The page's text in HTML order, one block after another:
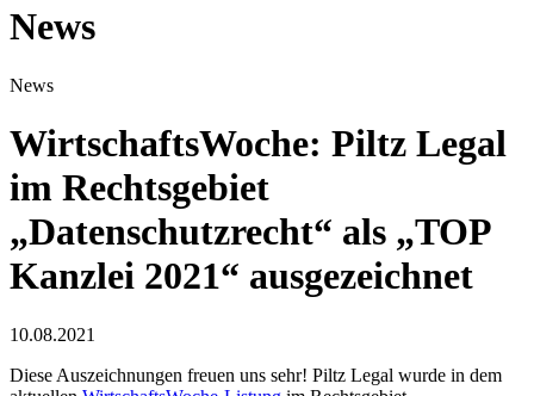
News
News
WirtschaftsWoche: Piltz Legal
im Rechtsgebiet
„Datenschutzrecht“ als „TOP
Kanzlei 2021“ ausgezeichnet
10.08.2021
Diese Auszeichnungen freuen uns sehr! Piltz Legal wurde in dem